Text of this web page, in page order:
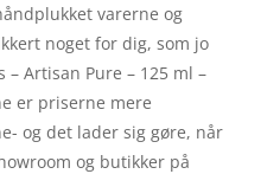
varerne og
noget for dig, som jo
– Artisan Pure – 125 ml –
er priserne mere
og det lader sig gøre, når
og butikker på